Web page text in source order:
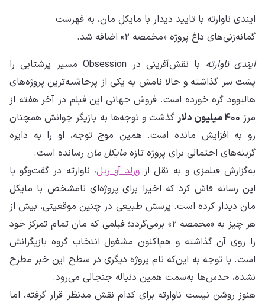
ایندی ناوارته با تایید دیدار با مایکل مان، به فهرست
گمانه‌زنی‌های داغ پروژه «مخمصه ۲» اضافه شد.
ایندی ناوارته
با نقش‌آفرینی در Obsession مسیر پرشتابی را
پشت سر گذاشته و حالا نامش به یکی از پرحاشیه‌ترین پروژه‌های
هالیوود گره خورده است. فروش جهانی این فیلم در آخر هفته از
مرز ۴۰۰ میلیون دلار
گذشت و توجه‌ها به بازیگر جوانش همچنان
رو به افزایش مانده است. همین موج توجه، او را به دایره
گزینه‌های احتمالی برای پروژه تازه مایکل مان رسانده است.
به‌گزارش فیلمزی و به نقل از ورلد آو ریل، ناوارته در گفت‌وگو با
این رسانه فاش کرد که اخیرا برای پروژه‌ای نامشخص با مایکل
مان دیدار کرده است. پرسش طبیعی در چنین موقعیتی، بیش از
هر چیز به «مخمصه ۲» برمی‌گردد؛ فیلمی که مان تمام تمرکز خود
را روی آن گذاشته و هم‌اکنون مشغول انتخاب گروه بازیگرانش
است. با توجه به این‌که نام پروژه دیگری در سطح این خبر مطرح
نشده، حدس‌ها به‌سمت همین دنباله جنجالی می‌رود.
هنوز روشن نیست ناوارته برای کدام نقش مدنظر قرار گرفته، اما